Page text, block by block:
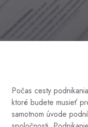
Počas cesty
ktoré budete musieť
samotnom úvode